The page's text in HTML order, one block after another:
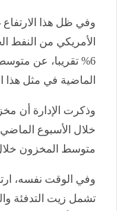
وفي ظل هذا
6% تقريبا، عن
الماضية في مثل هذا
متوسط المخزون
وفي الوقت نفسه،